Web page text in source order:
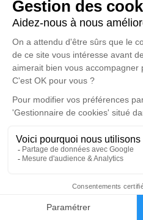
Faire-part
anecdote ou exprimer vos
ou des textes. Cet endroit est
honorer la mémoire de
Un service de plantation
ici.
Cérémonie
mercredi 05
7 rue Locarno
49000 Angers